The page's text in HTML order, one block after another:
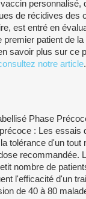
personnalisé,
de récidives des
est entré en
premier patient de
savoir plus sur ce
notre article.
Phase
: Les essais
tolérance d'un tout
recommandée.
nombre de
l'efficacité d'un
de 40 à 80